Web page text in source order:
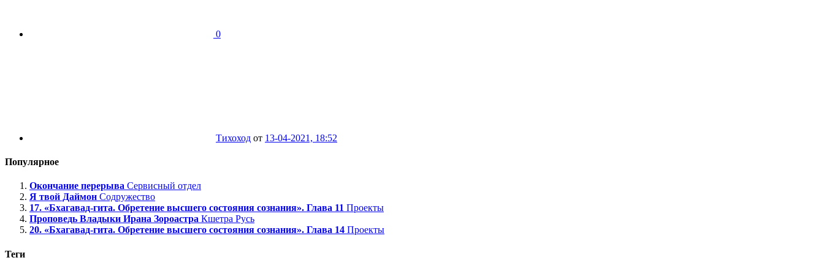
0
Тихоход от 13-04-2021, 18:52
Популярное
Окончание перерыва Сервисный отдел
Я твой Даймон Содружество
17. «Бхагавад-гита. Обретение высшего состояния сознания». Глава 11 Проекты
Проповедь Владыки Ирана Зороастра Кшетра Русь
20. «Бхагавад-гита. Обретение высшего состояния сознания». Глава 14 Проекты
Теги